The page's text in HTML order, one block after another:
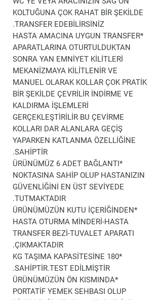
KOLTUĞUNA ÇOK RAHAT BİR ŞEKİLDE
TRANSFER EDEBİLİRSİNİZ.
*HASTA AMACINA UYGUN TRANSFER
APARATLARINA OTURTULDUKTAN
SONRA YAN EMNİYET KİLİTLERİ
MEKANİZMAYA KİLİTLENİR VE
MANUEL OLARAK KOLLAR ÇOK PRATİK
BİR ŞEKİLDE ÇEVRİLİR İNDİRME VE
KALDIRMA İŞLEMLERİ
GERÇEKLEŞTİRİLİR BU ÇEVİRME
KOLLARI DAR ALANLARA GEÇİŞ
YAPARKEN KATLANMA ÖZELLİĞİNE
SAHİPTİR.
*ÜRÜNÜMÜZ 6 ADET BAĞLANTI
NOKTASINA SAHİP OLUP HASTANIZIN
GÜVENLİĞİNİ EN ÜST SEVİYEDE
TUTMAKTADIR.
*ÜRÜNÜMÜZÜN KUTU İÇERİĞİNDEN
HASTA OTURMA MİNDERİ-HASTA
TRANSFER BEZİ-TUVALET APARATI
ÇIKMAKTADIR.
*180 KG TAŞIMA KAPASİTESİNE
SAHİPTİR.TEST EDİLMİŞTİR.
*ÜRÜNÜMÜZÜN ÖN KISMINDA
PORTATİF YEMEK SEHBASI OLUP